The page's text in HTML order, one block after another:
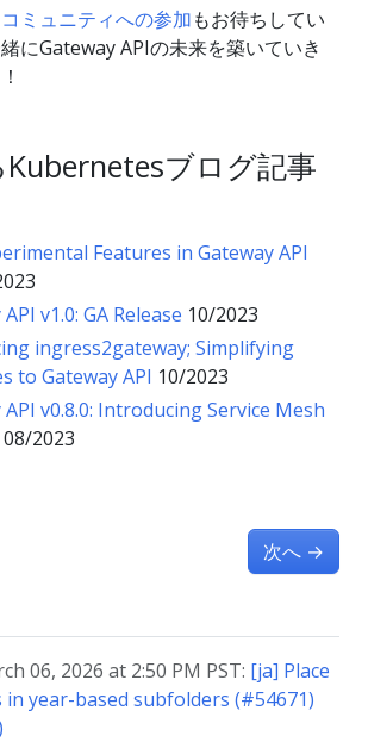
コミュニティへの参加もお待ちしてい
にGateway APIの未来を築いていき
ブログ記事
Features in Gateway API
v1.0: GA Release 10/2023
ingress2gateway; Simplifying
to Gateway API 10/2023
API v0.8.0: Introducing Service Mesh
08/2023
次へ →
06, 2026 at 2:50 PM PST: [ja] Place
year-based subfolders (#54671)